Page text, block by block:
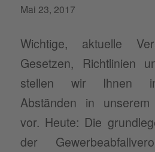
Mai 23, 2017
Wichtige, aktuelle
Gesetzen, Richtlinien
stellen wir Ihnen in
Abständen in unserem
vor. Heute: Die
der